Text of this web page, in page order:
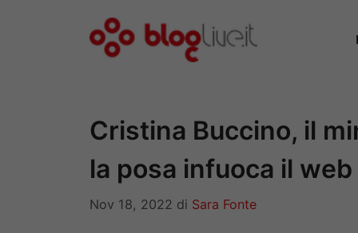
Cristina Buccino, il
la posa infuoca il web
Nov 18, 2022 di Sara Fonte